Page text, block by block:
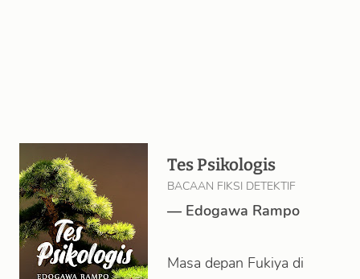
Tes Psikologis
BACAAN FIKSI DETEKTIF
— Edogawa Rampo
Masa depan Fukiya di